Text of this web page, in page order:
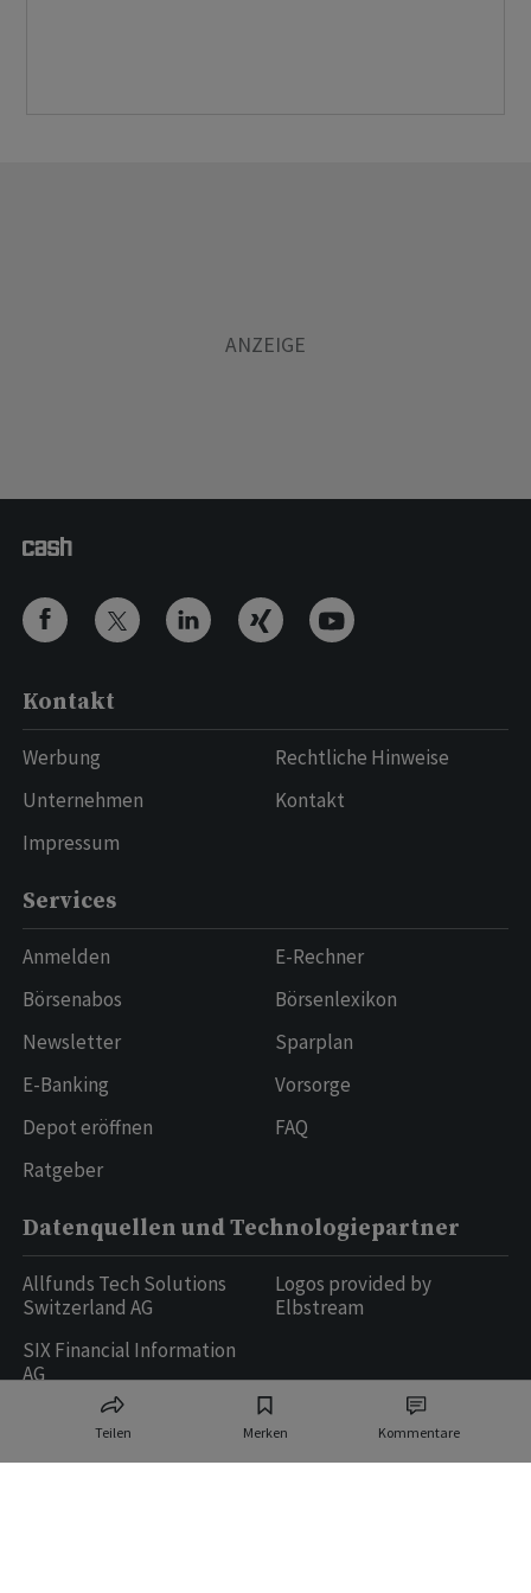
Teilen Merken Kommentare
Kontakt
Werbung
Unternehmen
Impressum
Rechtliche Hinweise
Kontakt
Services
Anmelden
Börsenabos
Newsletter
E-Banking
Depot eröffnen
Ratgeber
E-Rechner
Börsenlexikon
Sparplan
Vorsorge
FAQ
Datenquellen und Technologiepartner
Allfunds Tech Solutions
Switzerland AG
SIX Financial Information
AG
Logos provided by
Elbstream
Ringier AG | Ringier Medien Schweiz